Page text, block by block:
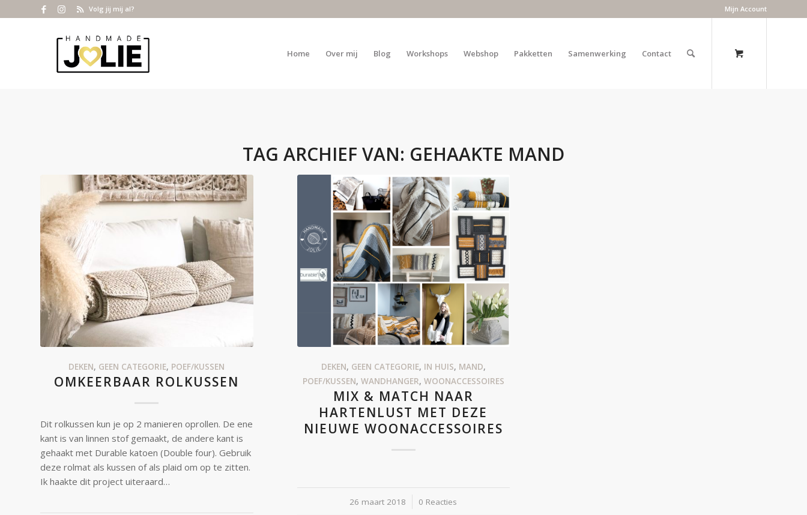
Mijn Account
Volg jij mij al?
Home Over mij Blog Workshops Webshop Pakketten Samenwerking Contact
TAG ARCHIEF VAN: GEHAAKTE MAND
DEKEN, GEEN CATEGORIE, POEF/KUSSEN
OMKEERBAAR ROLKUSSEN
Dit rolkussen kun je op 2 manieren oprollen. De ene
kant is van linnen stof gemaakt, de andere kant is
gehaakt met Durable katoen (Double four). Gebruik
deze rolmat als kussen of als plaid om op te zitten.
Ik haakte dit project uiteraard…
DEKEN, GEEN CATEGORIE, IN HUIS, MAND,
POEF/KUSSEN, WANDHANGER, WOONACCESSOIRES
MIX & MATCH NAAR
HARTENLUST MET DEZE
NIEUWE WOONACCESSOIRES
26 maart 2018
/ 0 Reacties